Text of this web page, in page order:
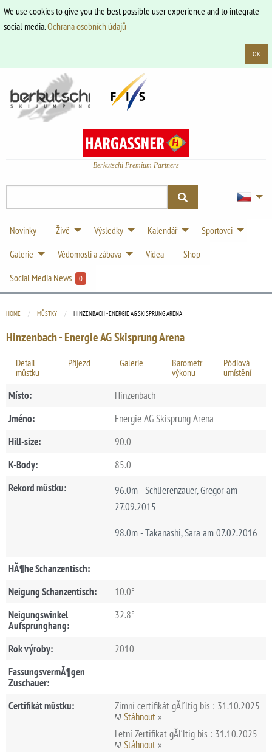
We use cookies to give you the best possible user experience and to integrate
social media.Ochrana osobních údajů
OK
Berkutschi Premium Partners
Novinky Živě Výsledky Kalendář
Sportovci
Galerie
Vědomosti a zábava Videa
Shop
Social Media News
0
HOME MŮSTKY CURRENT:
HINZENBACH - ENERGIE AG SKISPRUNG ARENA
Hinzenbach - Energie AG Skisprung Arena
Detail
můstku
Příjezd Galerie
Barometr
výkonu
Pódiová
umístění
Místo:
Hinzenbach
Jméno:
Energie AG Skisprung Arena
Hill-size:
90.0
K-Body:
85.0
Rekord můstku:
96.0m - Schlierenzauer, Gregor am
27.09.2015
98.0m - Takanashi, Sara am 07.02.2016
HĂ¶he Schanzentisch:
Neigung Schanzentisch:
10.0°
Neigungswinkel
Aufsprunghang:
32.8°
Rok výroby:
2010
FassungsvermĂ¶gen
Zuschauer:
Certifikát můstku:
Zimní certifikát gĂĽltig bis : 31.10.2025
Stáhnout»
Letní Zertifikat gĂĽltig bis : 31.10.2025
Stáhnout»